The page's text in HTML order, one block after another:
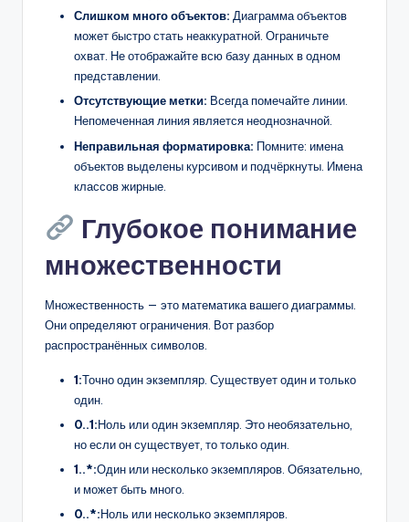
Слишком много объектов: Диаграмма объектов
может быстро стать неаккуратной. Ограничьте
охват. Не отображайте всю базу данных в одном
представлении.
Отсутствующие метки: Всегда помечайте линии.
Непомеченная линия является неоднозначной.
Неправильная форматировка: Помните: имена
объектов выделены курсивом и подчёркнуты. Имена
классов жирные.
Глубокое понимание
множественности
Множественность — это математика вашего диаграммы.
Они определяют ограничения. Вот разбор
распространённых символов.
1:Точно один экземпляр. Существует один и только
один.
0..1:Ноль или один экземпляр. Это необязательно,
но если он существует, то только один.
1..*:Один или несколько экземпляров. Обязательно,
и может быть много.
0..*:Ноль или несколько экземпляров.